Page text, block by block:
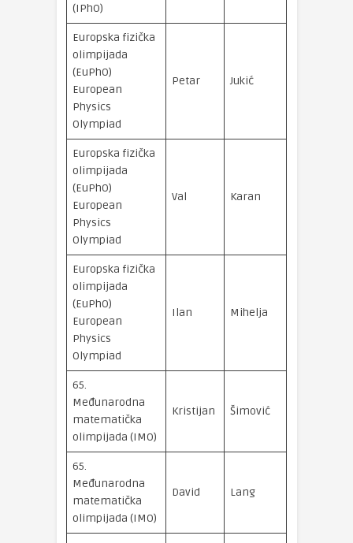
(IPhO)
Europska fizička
olimpijada
(EuPhO)
European
Physics
Olympiad
Petar Jukić
Europska fizička
olimpijada
(EuPhO)
European
Physics
Olympiad
Val Karan
Europska fizička
olimpijada
(EuPhO)
European
Physics
Olympiad
Ilan Mihelja
65.
Međunarodna
matematička
olimpijada (IMO)
Kristijan Šimović
65.
Međunarodna
matematička
olimpijada (IMO)
David Lang